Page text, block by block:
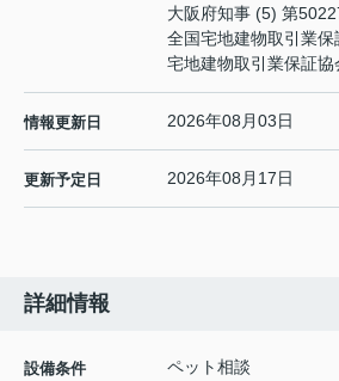
大阪府知事 (5) 第
全国宅地建物取引業保
宅地建物取引業保証
情報更新日 2026年08月03日
更新予定日 2026年08月17日
詳細情報
設備条件
ペット相談